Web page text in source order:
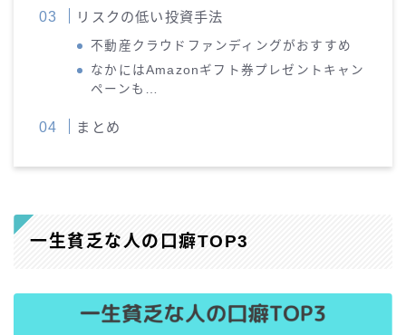
リスクの低い投資手法
不動産クラウドファンディングがおすすめ
なかにはAmazonギフト券プレゼントキャン
ペーンも…
まとめ
一生貧乏な人の口癖TOP3